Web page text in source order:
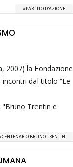
PARTITO D'AZIONE
2007) la Fondazione
dal titolo “Le
Trentin e
CENTENARIO BRUNO TRENTIN